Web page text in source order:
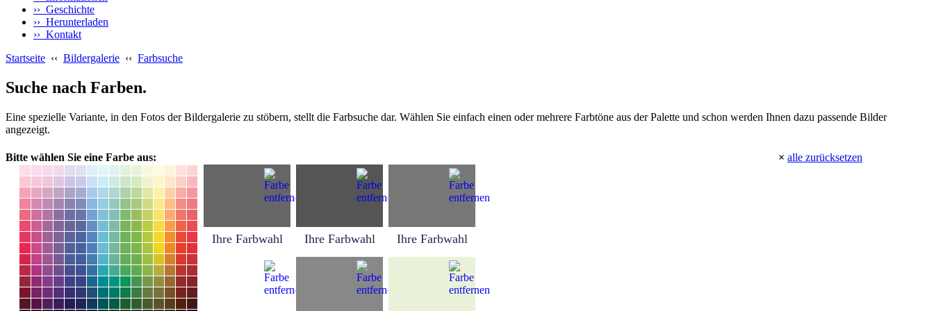
›› Geschichte
›› Herunterladen
›› Kontakt
Startseite ‹‹ Bildergalerie ‹‹ Farbsuche
Suche nach Farben.
Eine spezielle Variante, in den Fotos der Bildergalerie zu stöbern, stellt die Farbsuche dar. Wählen Sie einfach einen oder mehrere Farbtöne aus der Palette und schon werden Ihnen dazu passende Bilder
angezeigt.
× alle zurücksetzen
Bitte wählen Sie eine Farbe aus:
Ihre Farbwahl Ihre Farbwahl Ihre Farbwahl